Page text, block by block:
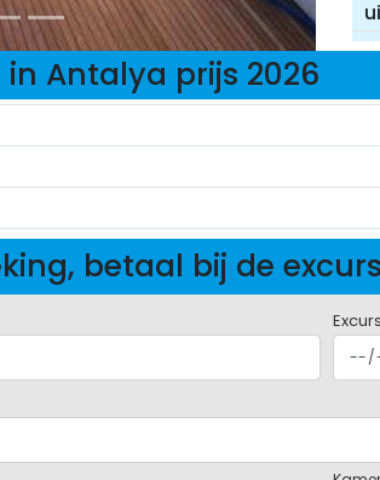
in Antalya prijs 2026
betaal bij de